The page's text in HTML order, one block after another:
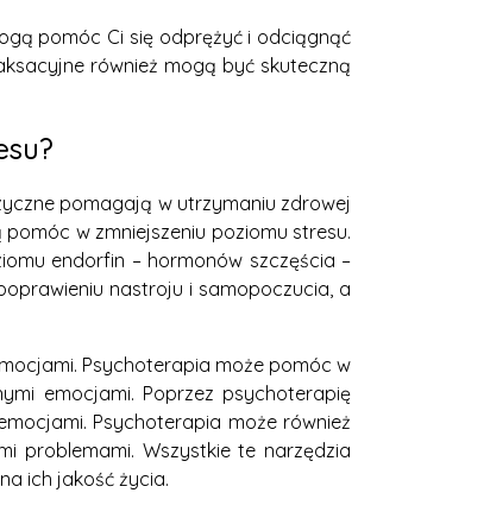
pomóc Ci się odprężyć i odciągnąć
również mogą być skuteczną
pomagają w utrzymaniu zdrowej
w zmniejszeniu poziomu stresu.
endorfin – hormonów szczęścia –
nastroju i samopoczucia, a
Psychoterapia może pomóc w
emocjami. Poprzez psychoterapię
Psychoterapia może również
problemami. Wszystkie te narzędzia
ich jakość życia.